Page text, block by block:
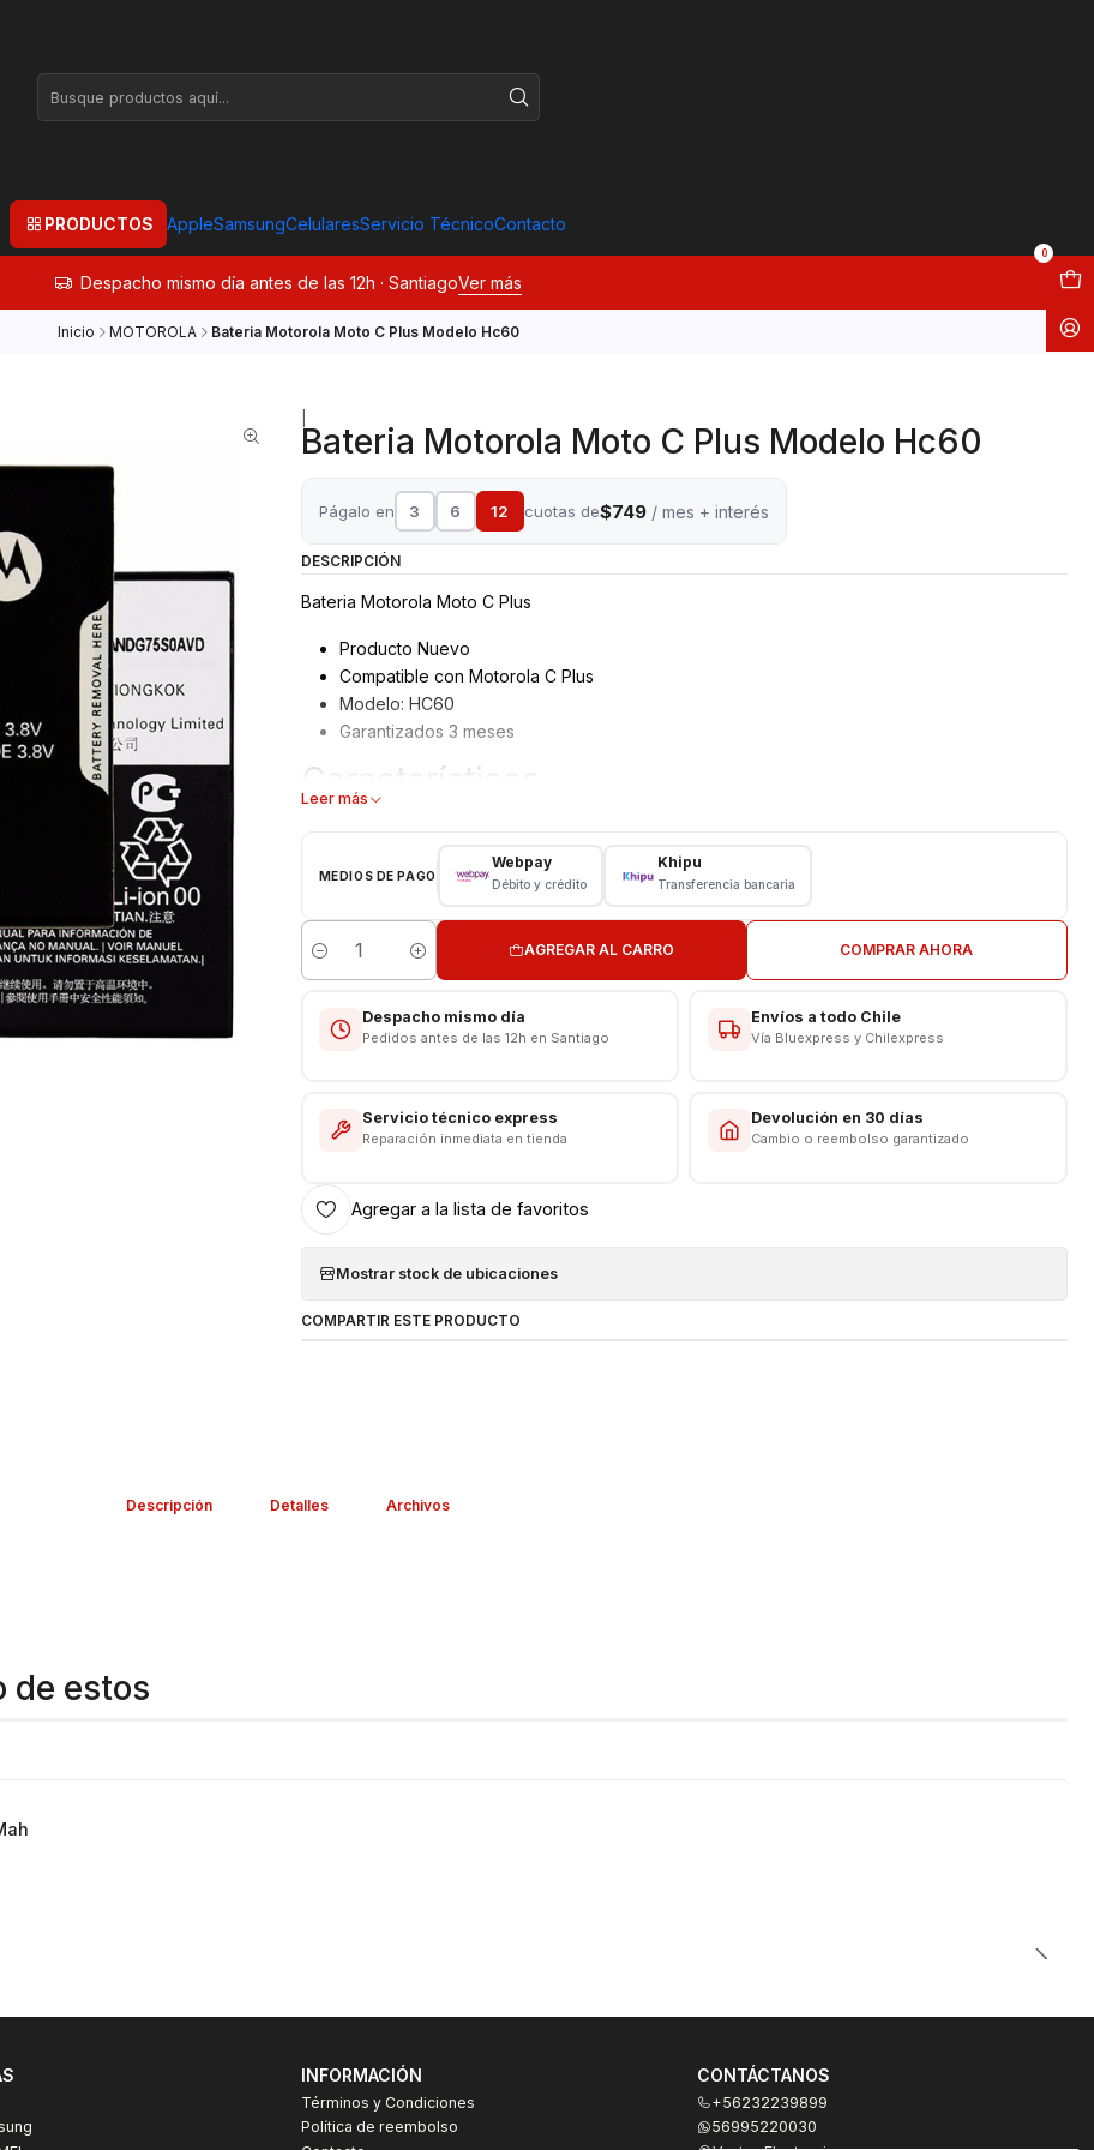
PRODUCTOS AppleSamsungCelularesServicio TécnicoContacto
0
Despacho mismo día antes de las 12h · SantiagoVer más
Inicio MOTOROLA Bateria Motorola Moto C Plus Modelo Hc60
Bateria Motorola Moto C Plus Modelo Hc60
Págalo en 3 6 12 cuotas de$749/ mes + interés
DESCRIPCIÓN
Bateria Motorola Moto C Plus
Producto Nuevo
Compatible con Motorola C Plus
Modelo: HC60
Garantizados 3 meses
Características
Modelo: HC60
Voltaje: 3.8 v - 15.2Wh
Límite Voltaje: 4.4v
Fotos referenciales I Bateria sin Logo Motorola
Leer más
MEDIOS DE PAGO
Webpay
Débito y crédito
Khipu
Transferencia bancaria
Cantidad
AGREGAR AL CARRO COMPRAR AHORA
Despacho mismo día
Pedidos antes de las 12h en Santiago
Envíos a todo Chile
Vía Bluexpress y Chilexpress
Servicio técnico express
Reparación inmediata en tienda
Devolución en 30 días
Cambio o reembolso garantizado
Agregar a la lista de favoritos
Mostrar stock de ubicaciones
COMPARTIR ESTE PRODUCTO
Descripción Detalles Archivos
de estos
INFORMACIÓN
Términos y Condiciones
Política de reembolso
CONTÁCTANOS
+56232239899
56995220030